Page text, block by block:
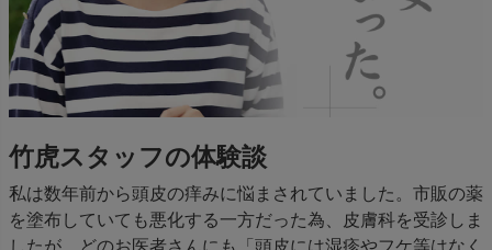
竹虎スタッフの体験談
私は数年前から頭皮の痒みに悩まされていました。市販の薬
を塗布していても悪化する一方だった為、皮膚科を受診しま
したが、どのお医者さんにも「頭皮には湿疹やフケ等はなく